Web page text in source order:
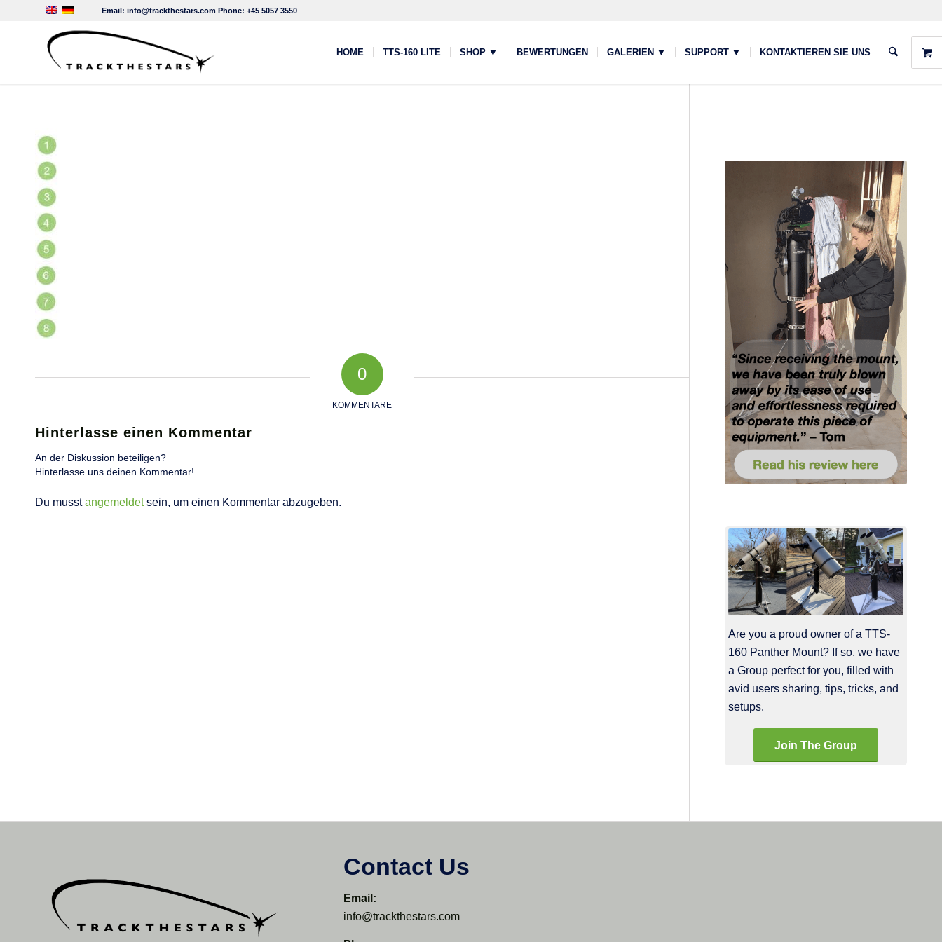
Email: info@trackthestars.com Phone: +45 5057 3550
HOME TTS-160 LITE SHOP ▼ BEWERTUNGEN GALERIEN ▼ SUPPORT ▼ KONTAKTIEREN SIE UNS
0
KOMMENTARE
Hinterlasse einen Kommentar
An der Diskussion beteiligen?
Hinterlasse uns deinen Kommentar!
Du musstangemeldetsein, um einen Kommentar abzugeben.
Are you a proud owner of a TTS-
160 Panther Mount? If so, we have
a Group perfect for you, filled with
avid users sharing, tips, tricks, and
setups.
Join The Group
Contact Us
Email:
info@trackthestars.com